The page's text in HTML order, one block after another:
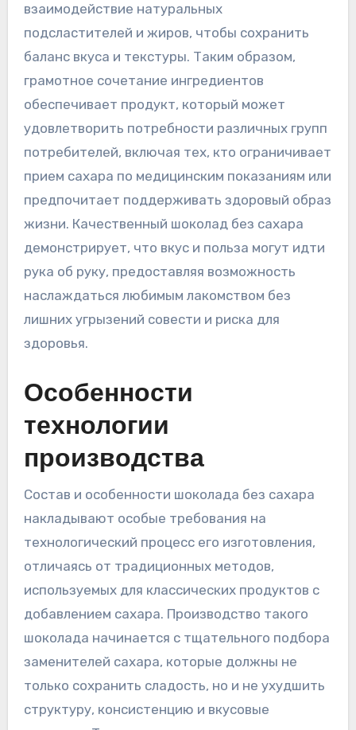
взаимодействие натуральных
подсластителей и жиров, чтобы сохранить
баланс вкуса и текстуры. Таким образом,
грамотное сочетание ингредиентов
обеспечивает продукт, который может
удовлетворить потребности различных групп
потребителей, включая тех, кто ограничивает
прием сахара по медицинским показаниям или
предпочитает поддерживать здоровый образ
жизни. Качественный шоколад без сахара
демонстрирует, что вкус и польза могут идти
рука об руку, предоставляя возможность
наслаждаться любимым лакомством без
лишних угрызений совести и риска для
здоровья.
Особенности
технологии
производства
Состав и особенности шоколада без сахара
накладывают особые требования на
технологический процесс его изготовления,
отличаясь от традиционных методов,
используемых для классических продуктов с
добавлением сахара. Производство такого
шоколада начинается с тщательного подбора
заменителей сахара, которые должны не
только сохранить сладость, но и не ухудшить
структуру, консистенцию и вкусовые